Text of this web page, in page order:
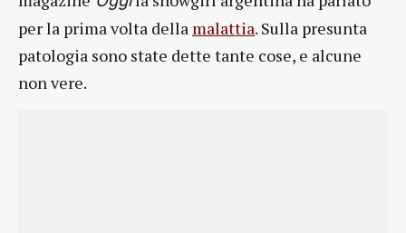
per la prima volta della malattia. Sulla presunta
patologia sono state dette tante cose, e alcune
non vere.